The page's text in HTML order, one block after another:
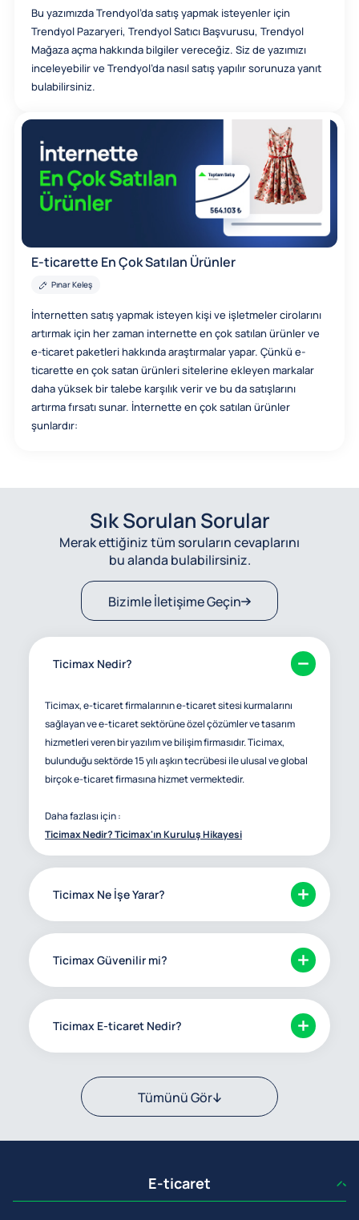
Bu yazımızda Trendyol’da satış yapmak isteyenler için
Trendyol Pazaryeri, Trendyol Satıcı Başvurusu, Trendyol
Mağaza açma hakkında bilgiler vereceğiz. Siz de yazımızı
inceleyebilir ve Trendyol’da nasıl satış yapılır sorunuza yanıt
bulabilirsiniz.
E-ticarette En Çok Satılan Ürünler
Pınar Keleş
İnternetten satış yapmak isteyen kişi ve işletmeler cirolarını
artırmak için her zaman internette en çok satılan ürünler ve
e-ticaret paketleri hakkında araştırmalar yapar. Çünkü e-
ticarette en çok satan ürünleri sitelerine ekleyen markalar
daha yüksek bir talebe karşılık verir ve bu da satışlarını
artırma fırsatı sunar. İnternette en çok satılan ürünler
şunlardır:
Sık Sorulan Sorular
Merak ettiğiniz tüm soruların cevaplarını
bu alanda bulabilirsiniz.
Bizimle İletişime Geçin
Ticimax Nedir?
Ticimax, e-ticaret firmalarının e-ticaret sitesi kurmalarını
sağlayan ve e-ticaret sektörüne özel çözümler ve tasarım
hizmetleri veren bir yazılım ve bilişim firmasıdır. Ticimax,
bulunduğu sektörde 15 yılı aşkın tecrübesi ile ulusal ve global
birçok e-ticaret firmasına hizmet vermektedir.
Daha fazlası için :
Ticimax Nedir? Ticimax'ın Kuruluş Hikayesi
Ticimax Ne İşe Yarar?
Ticimax Güvenilir mi?
Ticimax E-ticaret Nedir?
Tümünü Gör
E-ticaret